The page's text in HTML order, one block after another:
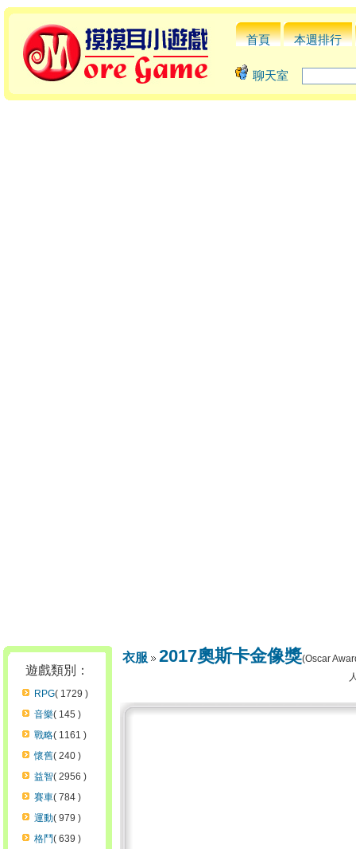
首頁 本週排行
聊天室
遊戲類別：
RPG( 1729 )
音樂( 145 )
戰略( 1161 )
懷舊( 240 )
益智( 2956 )
賽車( 784 )
運動( 979 )
格鬥( 639 )
衣服 2017奧斯卡金像獎(Oscar